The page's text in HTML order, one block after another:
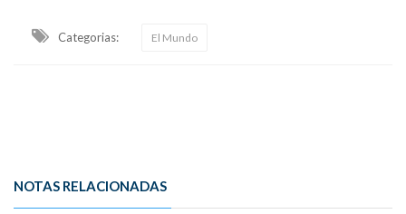
Categorias: El Mundo
NOTAS RELACIONADAS